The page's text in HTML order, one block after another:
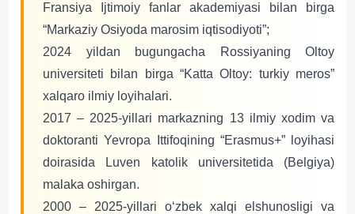
Fransiya Ijtimoiy fanlar akademiyasi bilan birga
“Markaziy Osiyoda marosim iqtisodiyoti”;
2024 yildan bugungacha Rossiyaning Oltoy
universiteti bilan birga “Katta Oltoy: turkiy meros”
xalqaro ilmiy loyihalari.
2017 – 2025-yillari markazning 13 ilmiy xodim va
doktoranti Yevropa Ittifoqining “Erasmus+” loyihasi
doirasida Luven katolik universitetida (Belgiya)
malaka oshirgan.
2000 – 2025-yillari o‘zbek xalqi elshunosligi va